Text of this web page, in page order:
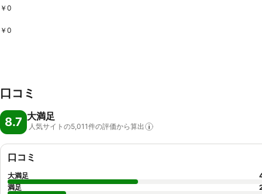
￥0
￥0
口コミ
8.7 大満足
人気サイトの5,011件の評価から算出
口コミ
大満足
満足